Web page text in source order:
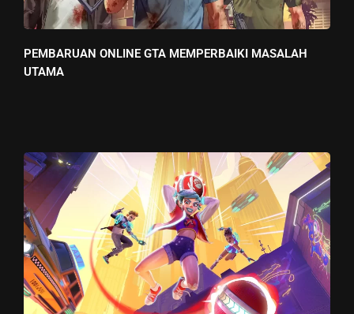
PEMBARUAN ONLINE GTA MEMPERBAIKI MASALAH
UTAMA